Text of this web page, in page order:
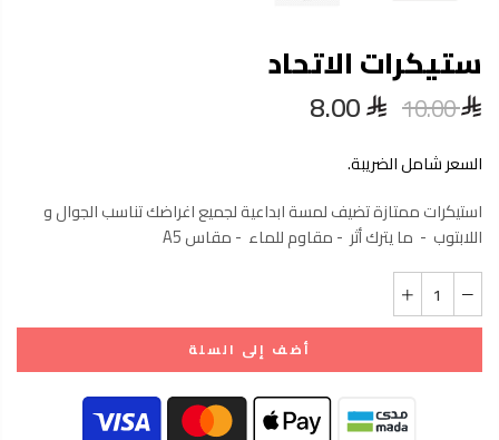
ستيكرات الاتحاد
10.00
8.00
السعر شامل الضريبة.
استيكرات ممتازة تضيف لمسة ابداعية لجميع اغراضك تناسب الجوال و
اللابتوب - ما يترك أثر - مقاوم للماء - مقاس A5
أضف إلى السلة